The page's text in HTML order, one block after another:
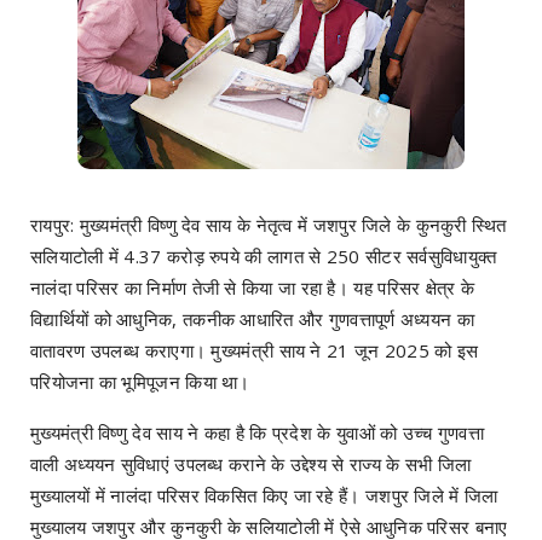
रायपुर: मुख्यमंत्री विष्णु देव साय के नेतृत्व में जशपुर जिले के कुनकुरी स्थित
सलियाटोली में 4.37 करोड़ रुपये की लागत से 250 सीटर सर्वसुविधायुक्त
नालंदा परिसर का निर्माण तेजी से किया जा रहा है। यह परिसर क्षेत्र के
विद्यार्थियों को आधुनिक, तकनीक आधारित और गुणवत्तापूर्ण अध्ययन का
वातावरण उपलब्ध कराएगा। मुख्यमंत्री साय ने 21 जून 2025 को इस
परियोजना का भूमिपूजन किया था।
मुख्यमंत्री विष्णु देव साय ने कहा है कि प्रदेश के युवाओं को उच्च गुणवत्ता
वाली अध्ययन सुविधाएं उपलब्ध कराने के उद्देश्य से राज्य के सभी जिला
मुख्यालयों में नालंदा परिसर विकसित किए जा रहे हैं। जशपुर जिले में जिला
मुख्यालय जशपुर और कुनकुरी के सलियाटोली में ऐसे आधुनिक परिसर बनाए